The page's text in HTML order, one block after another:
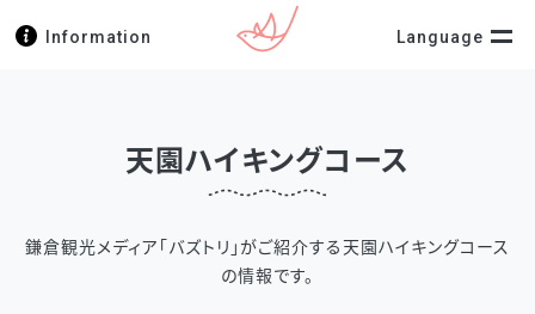
Language
Information
天園ハイキングコース
鎌倉観光メディア「バズトリ」がご紹介する天園ハイキングコース
の情報です。